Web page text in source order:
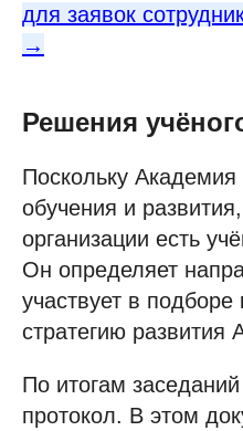
для заявок
→
Решения
Поскольку
обучения и
организации есть
Он определяет
участвует в
стратегию развития
По итогам
протокол. В этом